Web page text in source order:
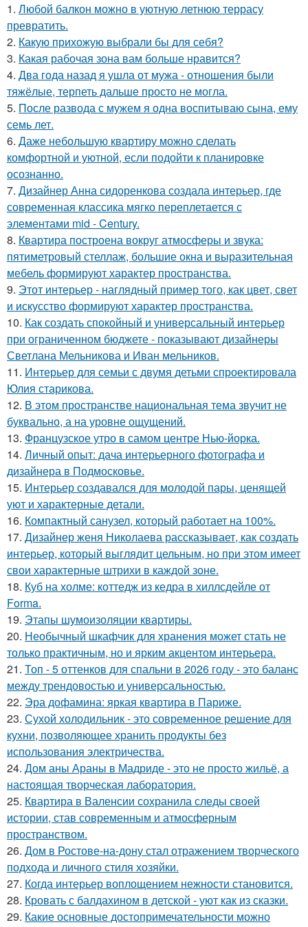
1. Любой балкон можно в уютную летнюю террасу
превратить.
2. Какую прихожую выбрали бы для себя?
3. Какая рабочая зона вам больше нравится?
4. Два года назад я ушла от мужа - отношения были
тяжёлые, терпеть дальше просто не могла.
5. После развода с мужем я одна воспитываю сына, ему
семь лет.
6. Даже небольшую квартиру можно сделать
комфортной и уютной, если подойти к планировке
осознанно.
7. Дизайнер Анна сидоренкова создала интерьер, где
современная классика мягко переплетается с
элементами mid - Century.
8. Квартира построена вокруг атмосферы и звука:
пятиметровый стеллаж, большие окна и выразительная
мебель формируют характер пространства.
9. Этот интерьер - наглядный пример того, как цвет, свет
и искусство формируют характер пространства.
10. Как создать спокойный и универсальный интерьер
при ограниченном бюджете - показывают дизайнеры
Светлана Мельникова и Иван мельников.
11. Интерьер для семьи с двумя детьми спроектировала
Юлия старикова.
12. В этом пространстве национальная тема звучит не
буквально, а на уровне ощущений.
13. Французское утро в самом центре Нью-йорка.
14. Личный опыт: дача интерьерного фотографа и
дизайнера в Подмосковье.
15. Интерьер создавался для молодой пары, ценящей
уют и характерные детали.
16. Компактный санузел, который работает на 100%.
17. Дизайнер женя Николаева рассказывает, как создать
интерьер, который выглядит цельным, но при этом имеет
свои характерные штрихи в каждой зоне.
18. Куб на холме: коттедж из кедра в хиллсдейле от
Forma.
19. Этапы шумоизоляции квартиры.
20. Необычный шкафчик для хранения может стать не
только практичным, но и ярким акцентом интерьера.
21. Топ - 5 оттенков для спальни в 2026 году - это баланс
между трендовостью и универсальностью.
22. Эра дофамина: яркая квартира в Париже.
23. Сухой холодильник - это современное решение для
кухни, позволяющее хранить продукты без
использования электричества.
24. Дом аны Араны в Мадриде - это не просто жильё, а
настоящая творческая лаборатория.
25. Квартира в Валенсии сохранила следы своей
истории, став современным и атмосферным
пространством.
26. Дом в Ростове-на-дону стал отражением творческого
подхода и личного стиля хозяйки.
27. Когда интерьер воплощением нежности становится.
28. Кровать с балдахином в детской - уют как из сказки.
29. Какие основные достопримечательности можно